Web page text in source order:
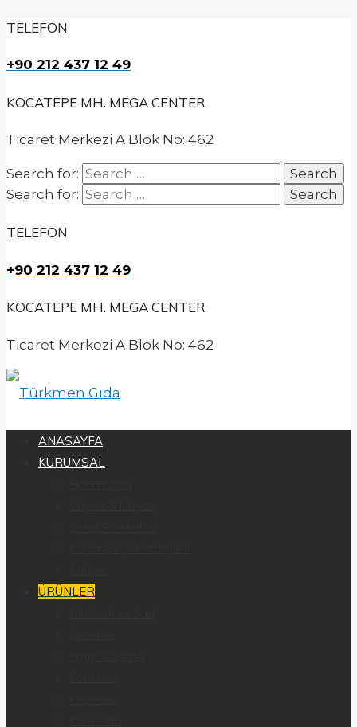
TELEFON
+90 212 437 12 49
KOCATEPE MH. MEGA CENTER
Ticaret Merkezi A Blok No: 462
Search for:
Search for:
TELEFON
+90 212 437 12 49
KOCATEPE MH. MEGA CENTER
Ticaret Merkezi A Blok No: 462
ANASAYFA
KURUMSAL
ÜRÜNLER